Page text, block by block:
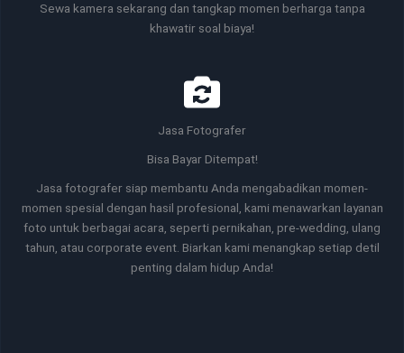
Sewa kamera sekarang dan tangkap momen berharga tanpa
khawatir soal biaya!
Jasa Fotografer
Bisa Bayar Ditempat!
Jasa fotografer siap membantu Anda mengabadikan momen-
momen spesial dengan hasil profesional, kami menawarkan layanan
foto untuk berbagai acara, seperti pernikahan, pre-wedding, ulang
tahun, atau corporate event. Biarkan kami menangkap setiap detil
penting dalam hidup Anda!